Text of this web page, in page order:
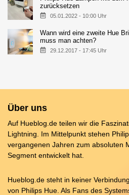
zurücksetzen
05.01.2022 - 10:00 Uhr
Wann wird eine zweite Hue
muss man achten?
29.12.2017 - 17:45 Uhr
Über uns
Auf Hueblog.de teilen wir die
Lightning. Im Mittelpunkt stehen
vergangenen Jahren zum absoluten
Segment entwickelt hat.
Hueblog.de steht in keiner
von Philips Hue. Als Fans des